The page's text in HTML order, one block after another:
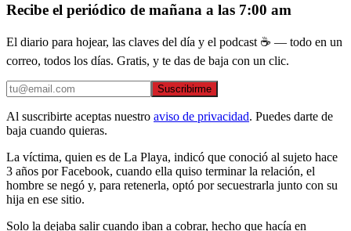
Recibe el periódico de mañana a las 7:00 am
El diario para hojear, las claves del día y el podcast ☕ — todo en un
correo, todos los días. Gratis, y te das de baja con un clic.
Suscribirme
Al suscribirte aceptas nuestro aviso de privacidad. Puedes darte de
baja cuando quieras.
La víctima, quien es de La Playa, indicó que conoció al sujeto hace
3 años por Facebook, cuando ella quiso terminar la relación, el
hombre se negó y, para retenerla, optó por secuestrarla junto con su
hija en ese sitio.
Solo la dejaba salir cuando iban a cobrar, hecho que hacía en